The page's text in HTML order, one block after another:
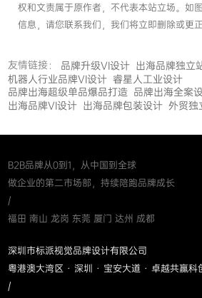
权和文责属于原作者，不代表本站立场。如
信息，请您联系我们，我们将立即删除或更正
友情链接： 品牌升级VI设计 出海品牌独立
机器人行业品牌VI设计 睿星人工业设计
品牌出海超级单品爆品打造 品牌出海全案
出海品牌VI设计 出海品牌包装设计 外贸独
B2B品牌从0到1，从中国到全球
做企业的第二市场部，持续陪跑品牌成长
/
福田 南山 龙岗 东莞 厦门 达州 成都
深圳市标派视觉品牌设计有限公司
粤港澳大湾区 · 深圳 · 宝安大道 · 卓越共赢科
/